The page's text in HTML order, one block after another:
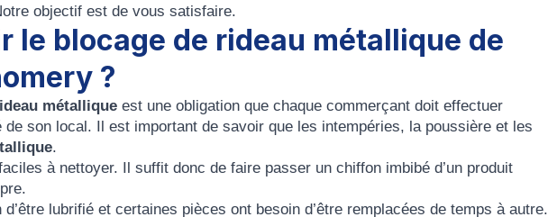
objectif est de vous satisfaire.
le blocage de rideau métallique de
?
métallique est une obligation que chaque commerçant doit effectuer
son local. Il est important de savoir que les intempéries, la poussière et les
.
à nettoyer. Il suffit donc de faire passer un chiffon imbibé d’un produit
d’être lubrifié et certaines pièces ont besoin d’être remplacées de temps à autre.